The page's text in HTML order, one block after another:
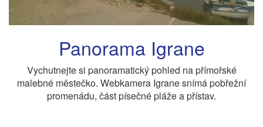
Panorama Igrane
Vychutnejte si panoramatický pohled na přímořské
malebné městečko. Webkamera Igrane snímá pobřežní
promenádu, část písečné pláže a přístav.